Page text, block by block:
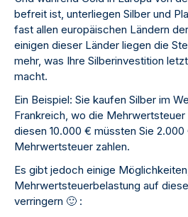
befreit ist, unterliegen Silber und
fast allen europäischen Ländern
einigen dieser Länder liegen die
mehr, was Ihre Silberinvestition
macht.
Ein Beispiel: Sie kaufen Silber im
Frankreich, wo die
diesen 10.000 € müssten Sie 2.000
Mehrwertsteuer zahlen.
Es gibt jedoch einige
Mehrwertsteuerbelastung auf
verringern 🙂 :